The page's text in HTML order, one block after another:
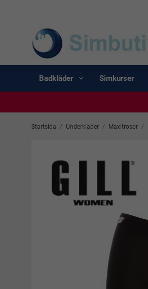
Badkläder Simkurser
Startsida / Underkläder / Maxitrosor /